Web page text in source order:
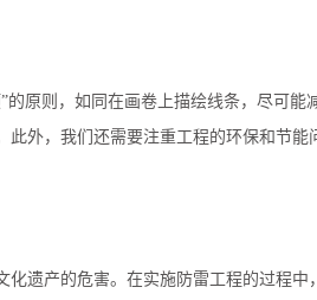
原则，如同在画卷上描绘线条，尽可
外，我们还需要注重工程的环保和节
遗产的危害。在实施防雷工程的过程